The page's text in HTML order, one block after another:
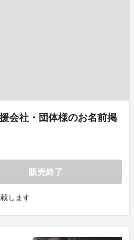
会社・団体様のお名前掲
販売終了
します